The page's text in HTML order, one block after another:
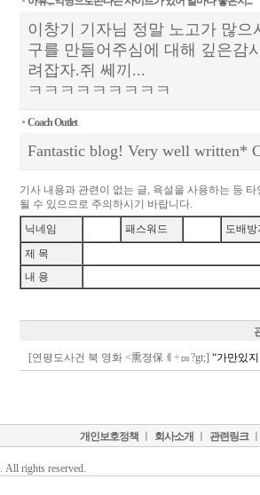
이창기 기자님 정말 노고가 많
구를 만들어주심에 대해 깊은감
려잡자.쥐 쎄끼...
ㅋㅋㅋㅋㅋㅋㅋㅋㅋ
Coach Outlet
Fantastic blog! Very well written*
기사 내용과 관련이 없는 글, 욕설을 사용하는 등
될 수 있으므로 주의하시기 바랍니다.
닉네임
패스워드
도배방
제 목
내 용
[연평도사건 북 영화 <熏졍保ㅔ÷㎰?gt;] “가만있
개인보호정책 회사소개 관련링크
. All rights reserved.